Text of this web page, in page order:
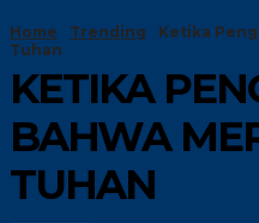
Home Trending
Ketika
Tuhan
KETIKA
BAHWA
TUHAN